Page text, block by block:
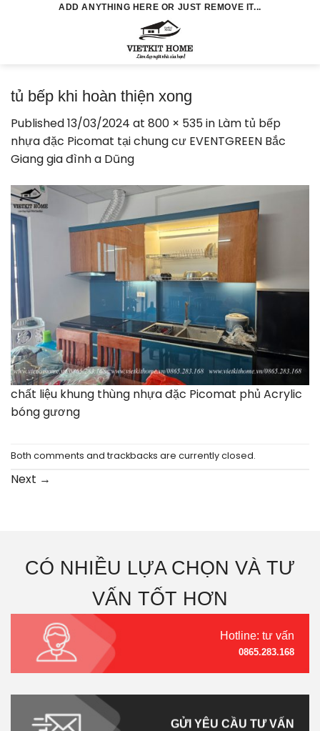
ADD ANYTHING HERE OR JUST REMOVE IT...
tủ bếp khi hoàn thiện xong
Published13/03/2024 at 800 × 535in Làm tủ bếp
nhựa đặc Picomat tại chung cư EVENTGREEN Bắc
Giang gia đình a Dũng
chất liệu khung thùng nhựa đặc Picomat phủ Acrylic
bóng gương
Both comments and trackbacks are currently closed.
Next →
CÓ NHIỀU LỰA CHỌN VÀ TƯ
VẤN TỐT HƠN
Hotline: tư vấn
0865.283.168
GỬI YÊU CẦU TƯ VẤN